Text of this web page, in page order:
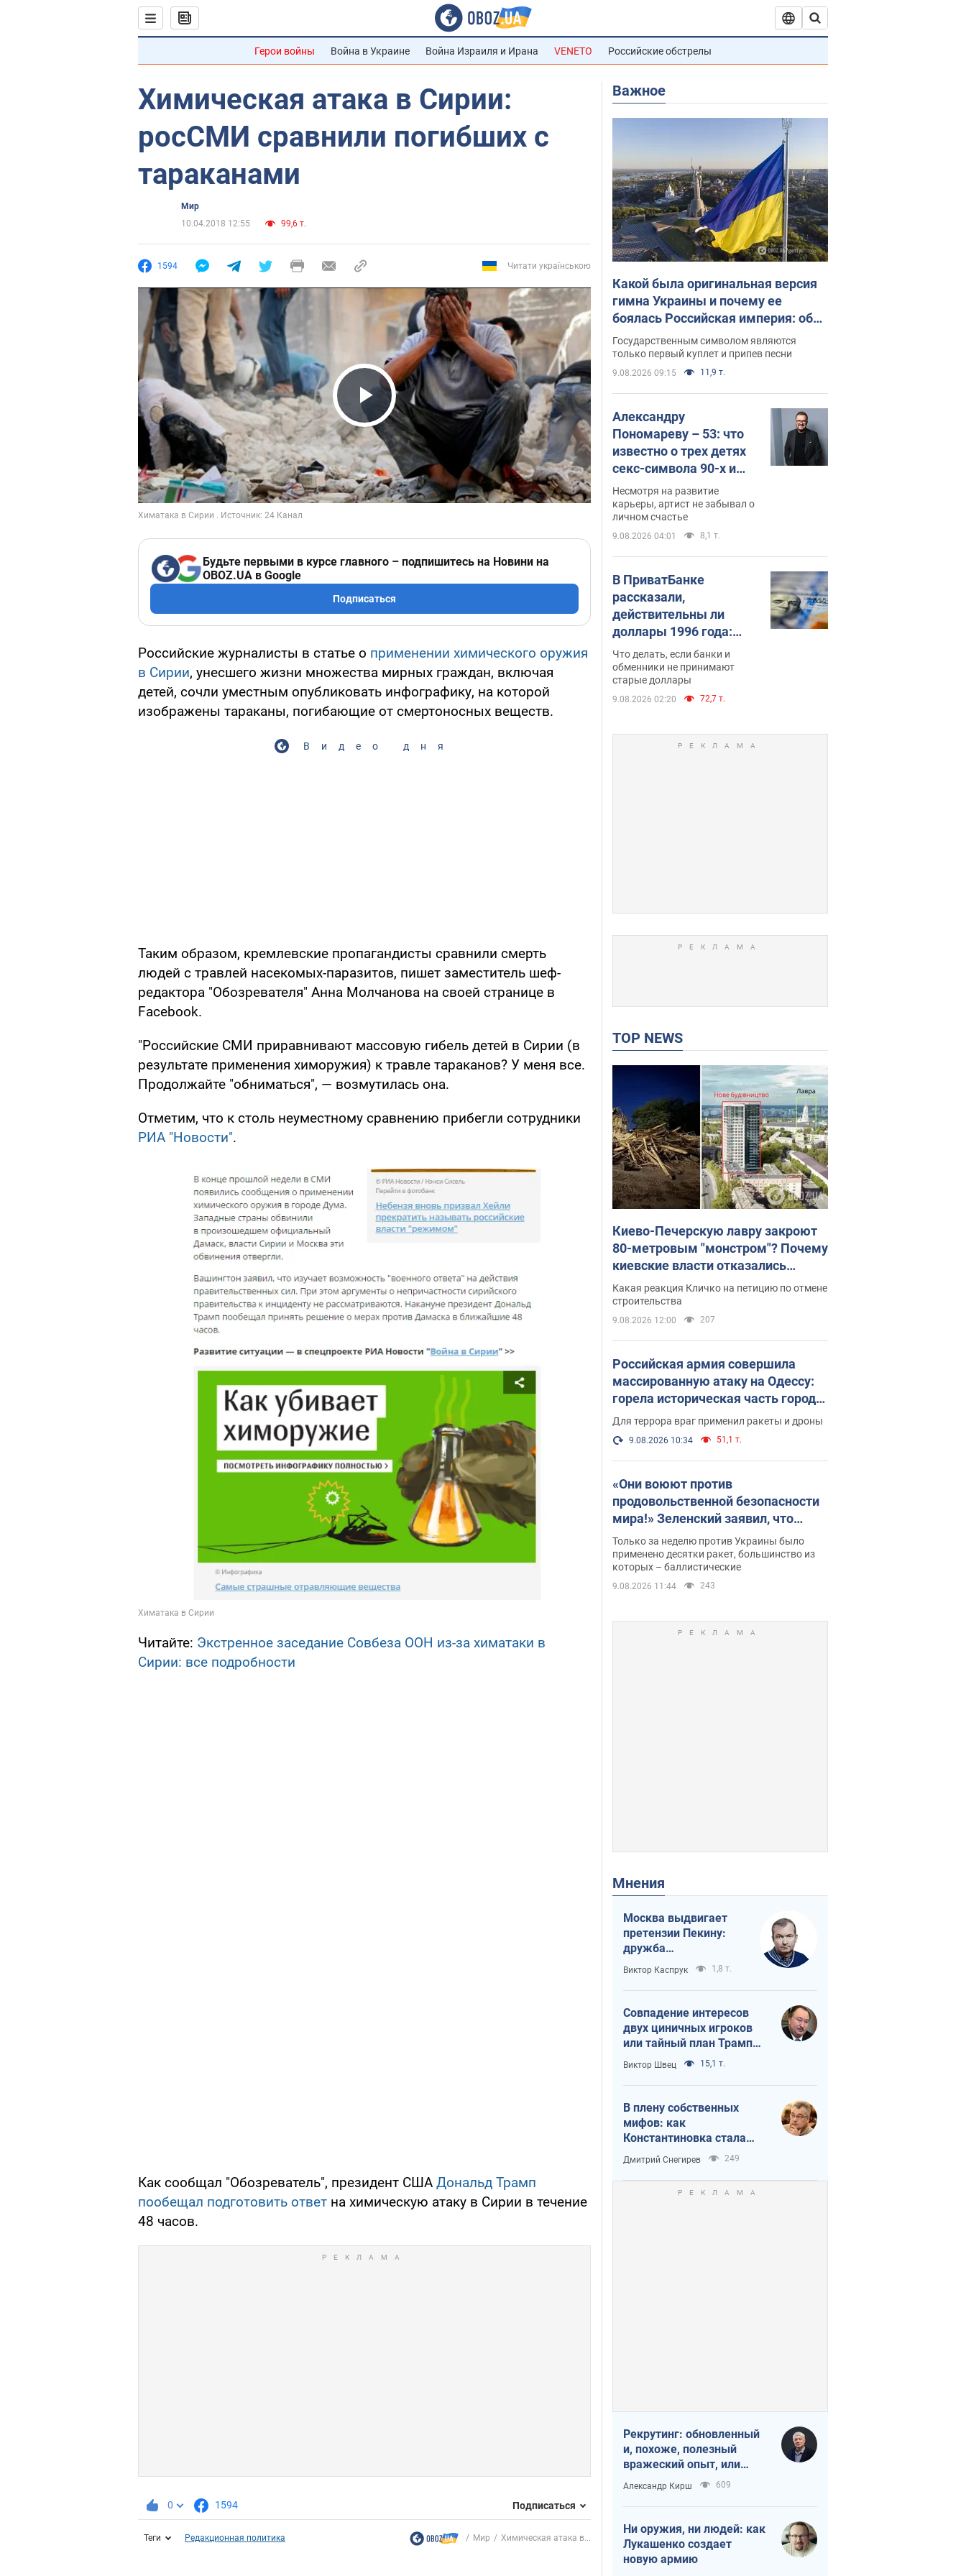
Герои войны Война в Украине Война Израиля и Ирана VENETO Российские обстрелы
Химическая атака в Сирии:
росСМИ сравнили погибших с
тараканами
Мир
10.04.2018 12:55
99,6 т.
1594 Читати українською
Play Video
Будьте первыми в курсе главного – подпишитесь на Новини на
OBOZ.UA в Google
Подписаться
Российские журналисты в статье о применении химического оружия
в Сирии, унесшего жизни множества мирных граждан, включая
детей, сочли уместным опубликовать инфографику, на которой
изображены тараканы, погибающие от смертоносных веществ.
Видео дня
Таким образом, кремлевские пропагандисты сравнили смерть
людей с травлей насекомых-паразитов, пишет заместитель шеф-
редактора "Обозревателя" Анна Молчанова на своей странице в
Facebook.
"Российские СМИ приравнивают массовую гибель детей в Сирии (в
результате применения химоружия) к травле тараканов? У меня все.
Продолжайте "обниматься", — возмутилась она.
Отметим, что к столь неуместному сравнению прибегли сотрудники
РИА "Новости".
Читайте: Экстренное заседание Совбеза ООН из-за химатаки в
Сирии: все подробности
Как сообщал "Обозреватель", президент США Дональд Трамп
пообещал подготовить ответ на химическую атаку в Сирии в течение
48 часов.
0 1594 Подписаться
Теги Редакционная политика Мир Химическая атака в...
Важное
Какой была оригинальная версия
гимна Украины и почему ее
боялась Российская империя: об
этом не рассказывают в школе
Государственным символом являются
только первый куплет и припев песни
9.08.2026 09:15 11,9 т.
Александру
Пономареву – 53: что
известно о трех детях
секс-символа 90-х и
как они выглядят
Несмотря на развитие
карьеры, артист не забывал о
личном счастье
9.08.2026 04:01 8,1 т.
В ПриватБанке
рассказали,
действительны ли
доллары 1996 года:
принимают ли
обменники и банки
такие купюры
Что делать, если банки и
обменники не принимают
старые доллары
9.08.2026 02:20 72,7 т.
TOP NEWS
Киево-Печерскую лавру закроют
80-метровым "монстром"? Почему
киевские власти отказались
остановить строительство
небоскреба "московского
верующего"
Какая реакция Кличко на петицию по отмене
строительства
9.08.2026 12:00 207
Российская армия совершила
массированную атаку на Одессу:
горела историческая часть города,
есть пострадавшие. Фото и видео
Для террора враг применил ракеты и дроны
9.08.2026 10:34 51,1 т.
«Они воюют против
продовольственной безопасности
мира!» Зеленский заявил, что
российская армия вновь
обстреляла порт в Одессе
Только за неделю против Украины было
применено десятки ракет, большинство из
которых – баллистические
9.08.2026 11:44 243
Мнения
Москва выдвигает
претензии Пекину:
дружба
превращается в
зависимость России
от Китая
Виктор Каспрук 1,8 т.
Совпадение интересов
двух циничных игроков
или тайный план Трампа
и Путина?
Виктор Швец 15,1 т.
В плену собственных
мифов: как
Константиновка стала
главной идеологической
ловушкой для российских
оккупантов
Дмитрий Снегирев 249
Рекрутинг: обновленный
и, похоже, полезный
вражеский опыт, или
Диалектика
требовательной трусости
Александр Кирш 609
Ни оружия, ни людей: как
Лукашенко создает
новую армию